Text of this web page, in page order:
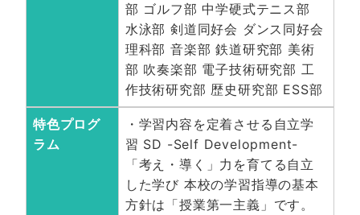
部 ゴルフ部 中学硬式テニス部
水泳部 剣道同好会 ダンス同好会
理科部 音楽部 鉄道研究部 美術
部 吹奏楽部 電子技術研究部 工
作技術研究部 歴史研究部 ESS部
特色プログ
ラム
・学習内容を定着させる⾃⽴学
習 SD -Self Development-
「考え・導く」⼒を育てる⾃⽴
した学び 本校の学習指導の基本
⽅針は「授業第⼀主義」です。